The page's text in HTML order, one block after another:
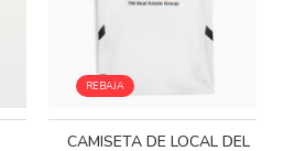
REBAJA
CAMISETA DE LOCAL DEL